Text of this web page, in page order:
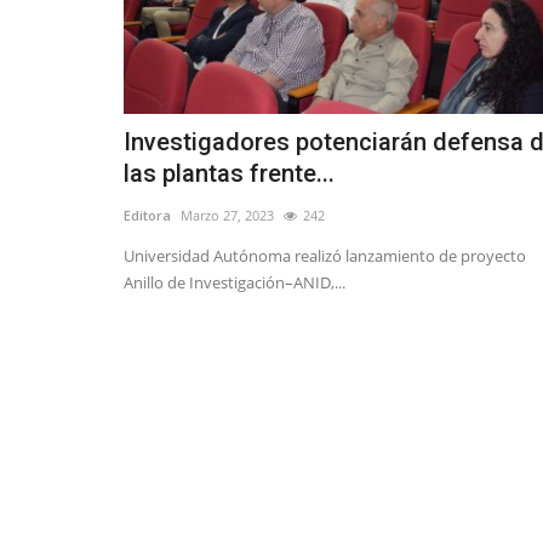
Investigadores potenciarán defensa
las plantas frente...
Editora Marzo 27, 2023 242
Universidad Autónoma realizó lanzamiento de proyecto
Anillo de Investigación–ANID,...